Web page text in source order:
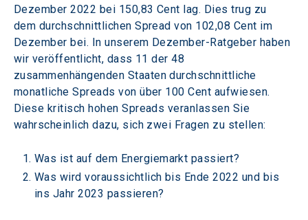
Dezember 2022 bei 150,83 Cent lag. Dies trug zu
dem durchschnittlichen Spread von 102,08 Cent im
Dezember bei. In unserem Dezember-Ratgeber haben
wir veröffentlicht, dass 11 der 48
zusammenhängenden Staaten durchschnittliche
monatliche Spreads von über 100 Cent aufwiesen.
Diese kritisch hohen Spreads veranlassen Sie
wahrscheinlich dazu, sich zwei Fragen zu stellen:
Was ist auf dem Energiemarkt passiert?
Was wird voraussichtlich bis Ende 2022 und bis
ins Jahr 2023 passieren?